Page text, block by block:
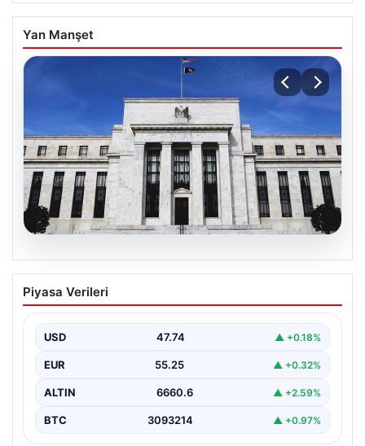
Yan Manşet
05.08.2026
Fed faizi sabit tuttu
Piyasa Verileri
USD 47.74 ▲ +0.18%
EUR 55.25 ▲ +0.32%
ALTIN 6660.6 ▲ +2.59%
BTC 3093214 ▲ +0.97%